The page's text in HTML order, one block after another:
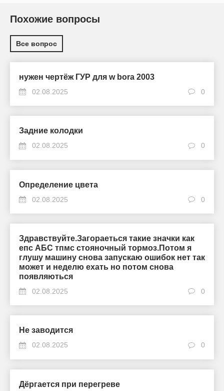
Похожие вопросы
Все вопрос
нужен чертёж ГУР для w bora 2003
02.08.2025 0
Задние колодки
02.08.2025 0
Определение цвета
02.08.2025 0
Здравствуйте.Загораеться такие значки как
епс АБС тпмс стояночный тормоз.Потом я
глушу машину снова запускаю ошибок нет так
может и неделю ехать но потом снова
появляються
02.08.2025 0
Не заводится
02.08.2025 0
Дёргается при перегреве